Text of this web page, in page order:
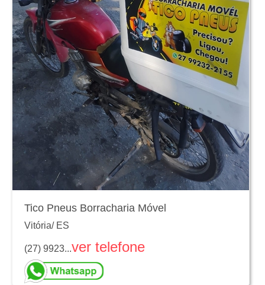
Tico Pneus Borracharia Móvel
Vitória/ ES
(27) 9923...ver telefone